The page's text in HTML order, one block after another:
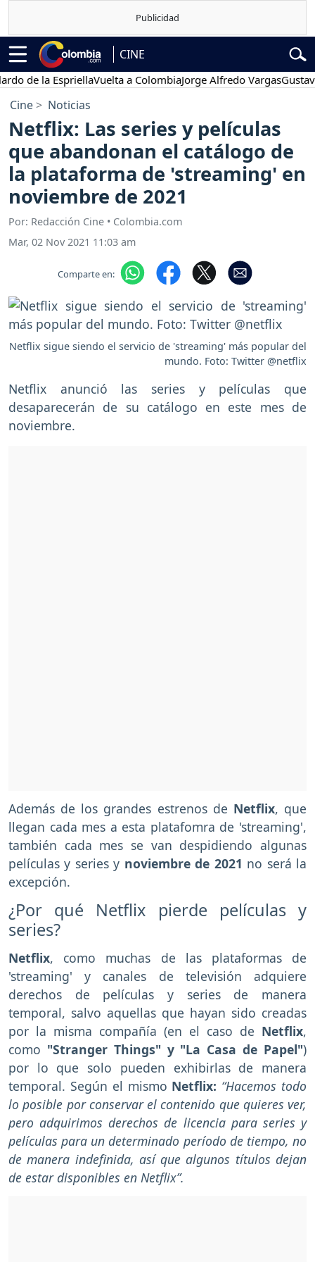
CINE
la EspriellaVuelta a ColombiaJorge Alfredo Vargas Gustavo
Cine Noticias
Netflix: Las series y películas
que abandonan el catálogo de
la plataforma de 'streaming' en
noviembre de 2021
Por: Redacción Cine • Colombia.com
Mar, 02 Nov 2021 11:03 am
Comparte en:
Netflix sigue siendo el servicio de 'streaming' más popular del
mundo. Foto: Twitter @netflix
Netflix anunció las series y películas que
desaparecerán de su catálogo en este mes de
noviembre.
Además de los grandes estrenos de Netflix, que
llegan cada mes a esta platafomra de 'streaming',
también cada mes se van despidiendo algunas
películas y series y noviembre de 2021 no será la
excepción.
¿Por qué Netflix pierde películas y
series?
Netflix, como muchas de las plataformas de
'streaming' y canales de televisión adquiere
derechos de películas y series de manera
temporal, salvo aquellas que hayan sido creadas
por la misma compañía (en el caso de Netflix,
como "Stranger Things" y "La Casa de Papel")
por lo que solo pueden exhibirlas de manera
temporal. Según el mismo Netflix: “Hacemos todo
lo posible por conservar el contenido que quieres ver,
pero adquirimos derechos de licencia para series y
películas para un determinado período de tiempo, no
de manera indefinida, así que algunos títulos dejan
de estar disponibles en Netflix”.